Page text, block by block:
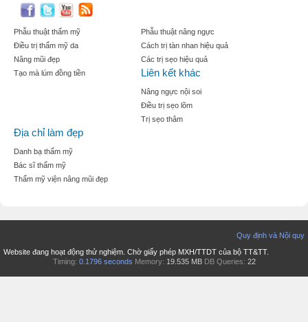
Phẫu thuật thẩm mỹ
Điều trị thẩm mỹ da
Nâng mũi đẹp
Tạo mà lúm đồng tiền
Phẫu thuật nâng ngực
Cách trị tàn nhan hiệu quả
Các trị sẹo hiệu quả
Liên kết khác
Nâng ngực nội soi
Điều trị sẹo lõm
Trị sẹo thâm
Địa chỉ làm đẹp
Danh bạ thẩm mỹ
Bác sĩ thẩm mỹ
Thẩm mỹ viện nâng mũi đẹp
Quy định và Nội quy
Website đang hoạt động thử nghiệm. Chờ giấy phép MXH/TTDT của bộ TT&TT.
Timing: 0.1796 seconds Memory: 19.535 MB DB Queries: 22